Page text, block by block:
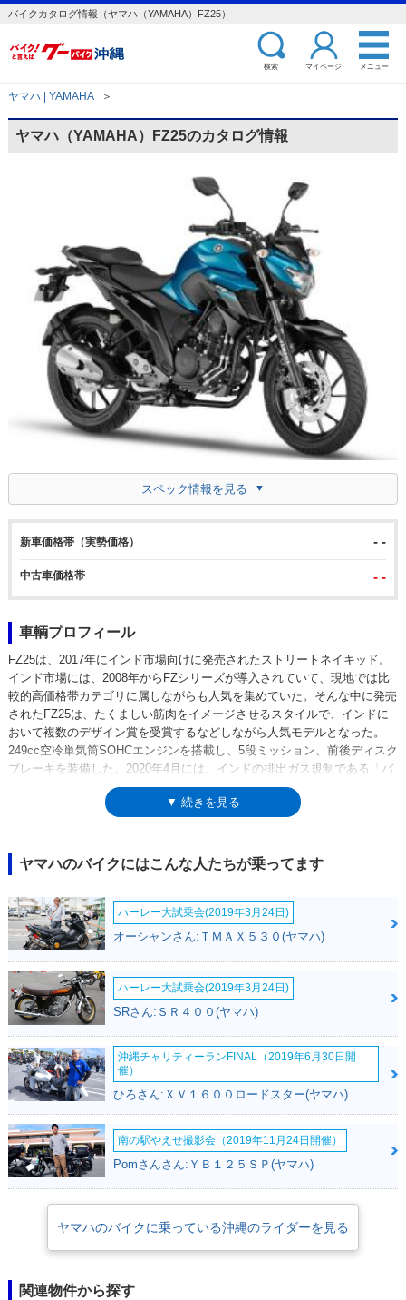
バイクカタログ情報（ヤマハ（YAMAHA）FZ25）
検索 マイページ メニュー
ヤマハ | YAMAHA ＞
ヤマハ（YAMAHA）FZ25のカタログ情報
スペック情報を見る
新車価格帯（実勢価格） - -
中古車価格帯 - -
車輌プロフィール
FZ25は、2017年にインド市場向けに発売されたストリートネイキッド。
インド市場には、2008年からFZシリーズが導入されていて、現地では比
較的高価格帯カテゴリに属しながらも人気を集めていた。そんな中に発売
されたFZ25は、たくましい筋肉をイメージさせるスタイルで、インドに
おいて複数のデザイン賞を受賞するなどしながら人気モデルとなった。
249cc空冷単気筒SOHCエンジンを搭載し、5段ミッション、前後ディスク
ブレーキを装備した。2020年4月には、インドの排出ガス規制である「バ
ーラト・ステージ6」（BS6)に適合するマイナーチェンジを受け、フロン
トマスクも一新された。※FZ25は、日本市場への正式な導入はない
▼ 続きを見る
ヤマハのバイクにはこんな人たちが乗ってます
ハーレー大試乗会(2019年3月24日)
オーシャンさん:ＴＭＡＸ５３０(ヤマハ)
ハーレー大試乗会(2019年3月24日)
SRさん:ＳＲ４００(ヤマハ)
沖縄チャリティーランFINAL（2019年6月30日開
催）
ひろさん:ＸＶ１６００ロードスター(ヤマハ)
南の駅やえせ撮影会（2019年11月24日開催）
Pomさんさん:ＹＢ１２５ＳＰ(ヤマハ)
ヤマハのバイクに乗っている沖縄のライダーを見る
関連物件から探す